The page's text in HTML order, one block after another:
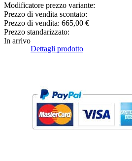
Modificatore prezzo variante:
Prezzo di vendita scontato:
Prezzo di vendita: 665,00 €
Prezzo standarizzato:
In arrivo
Dettagli prodotto